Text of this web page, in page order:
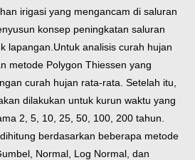
irigasi yang mengancam di saluran
konsep peningkatan saluran
lapangan. Untuk analisis curah hujan
metode Polygon Thiessen yang
curah hujan rata-rata. Setelah itu,
dilakukan untuk kurun waktu yang
2, 5, 10, 25, 50, 100, 200 tahun.
berdasarkan beberapa metode
Normal, Log Normal, dan